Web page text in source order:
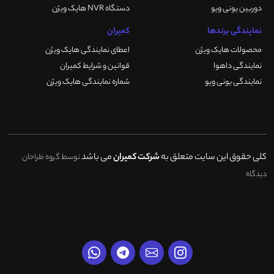
دوربین یونی ویو
دستگاه NVR هایک ویژن
نمایندگی برندها
محصولات هایک ویژن
نمایندگی داهوا
نمایندگی یونی ویو
کمیران
اعطای نمایندگی هایک ویژن
قوانین و شرایط کمیران
شماره نمایندگی هایک ویژن
کلی حقوق این سایت متعلق بهشرکت کمیرانمی باشدتوسط گروه طراحان
دیدگاه